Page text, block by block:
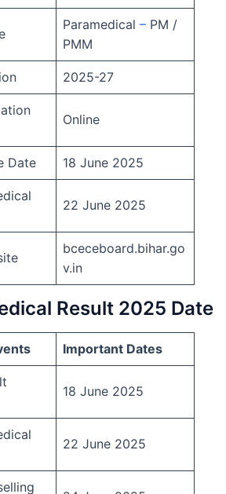
Paramedical – PM /
PMM
2025-27
Online
Date 18 June 2025
22 June 2025
bceceboard.bihar.go
v.in
Result 2025 Date
Important Dates
18 June 2025
22 June 2025